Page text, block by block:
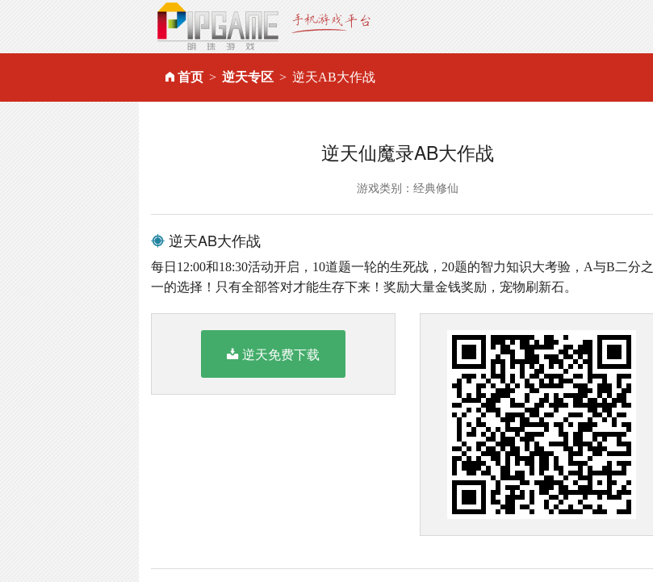
首页 逆天专区 逆天AB大作战
逆天仙魔录AB大作战
游戏类别：经典修仙
逆天AB大作战
每日12:00和18:30活动开启，10道题一轮的生死战，20题的智力知识大考验，A与B二分之
一的选择！只有全部答对才能生存下来！奖励大量金钱奖励，宠物刷新石。
逆天免费下载